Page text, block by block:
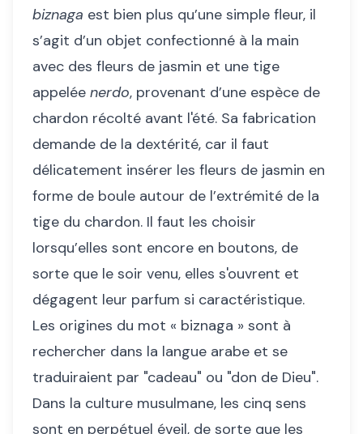
biznaga est bien plus qu’une simple fleur, il
s’agit d’un objet confectionné à la main
avec des fleurs de jasmin et une tige
appelée nerdo, provenant d’une espèce de
chardon récolté avant l'été. Sa fabrication
demande de la dextérité, car il faut
délicatement insérer les fleurs de jasmin en
forme de boule autour de l’extrémité de la
tige du chardon. Il faut les choisir
lorsqu’elles sont encore en boutons, de
sorte que le soir venu, elles s'ouvrent et
dégagent leur parfum si caractéristique.
Les origines du mot « biznaga » sont à
rechercher dans la langue arabe et se
traduiraient par "cadeau" ou "don de Dieu".
Dans la culture musulmane, les cinq sens
sont en perpétuel éveil, de sorte que les